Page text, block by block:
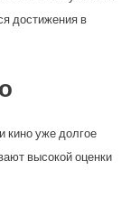
достижения в
кино уже долгое
высокой оценки